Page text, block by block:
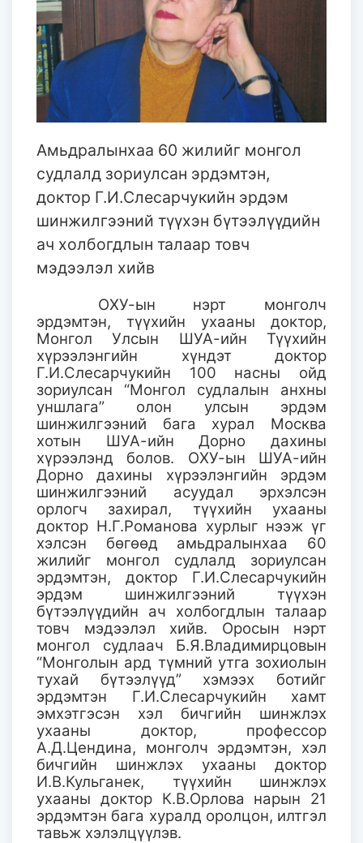
Амьдралынхаа 60 жилийг монгол
судлалд зориулсан эрдэмтэн,
доктор Г.И.Слесарчукийн эрдэм
шинжилгээний түүхэн бүтээлүүдийн
ач холбогдлын талаар товч
мэдээлэл хийв
ОХУ-ын нэрт монголч
эрдэмтэн, түүхийн ухааны доктор,
Монгол Улсын ШУА-ийн Түүхийн
хүрээлэнгийн хүндэт доктор
Г.И.Слесарчукийн 100 насны ойд
зориулсан “Монгол судлалын анхны
уншлага” олон улсын эрдэм
шинжилгээний бага хурал Москва
хотын ШУА-ийн Дорно дахины
хүрээлэнд болов. ОХУ-ын ШУА-ийн
Дорно дахины хүрээлэнгийн эрдэм
шинжилгээний асуудал эрхэлсэн
орлогч захирал, түүхийн ухааны
доктор Н.Г.Романова хурлыг нээж үг
хэлсэн бөгөөд амьдралынхаа 60
жилийг монгол судлалд зориулсан
эрдэмтэн, доктор Г.И.Слесарчукийн
эрдэм шинжилгээний түүхэн
бүтээлүүдийн ач холбогдлын талаар
товч мэдээлэл хийв. Оросын нэрт
монгол судлаач Б.Я.Владимирцовын
“Монголын ард түмний утга зохиолын
тухай бүтээлүүд” хэмээх ботийг
эрдэмтэн Г.И.Слесарчукийн хамт
эмхэтгэсэн хэл бичгийн шинжлэх
ухааны доктор, профессор
А.Д.Цендина, монголч эрдэмтэн, хэл
бичгийн шинжлэх ухааны доктор
И.В.Кульганек, түүхийн шинжлэх
ухааны доктор К.В.Орлова нарын 21
эрдэмтэн бага хуралд оролцон, илтгэл
тавьж хэлэлцүүлэв.